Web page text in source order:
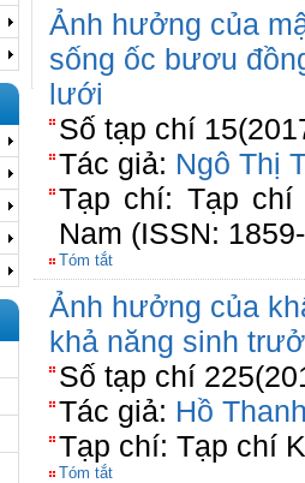
Ảnh hưởng của
sống ốc bươu
lưới
Số tạp chí
Tác giả: Ngô Thị
Tạp chí: Tạp chí
Nam (ISSN:
Tóm tắt
Ảnh hưởng của
khả năng sinh
Số tạp chí
Tác giả: Hồ
Tạp chí: Tạp chí
Tóm tắt